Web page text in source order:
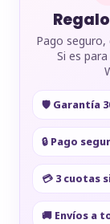
Pago
Si es
🛡️ Garantía
🔒 Pago
💳 3 cuotas
🚚 Envíos a